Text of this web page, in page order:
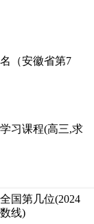
（安徽省第7
习课程(高三,求
国第几位(2024
线)